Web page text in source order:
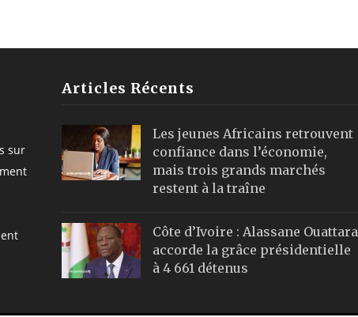
sur
Articles Récents
Les jeunes Africains retrouvent
confiance dans l’économie,
mais trois grands marchés
restent à la traîne
Côte d’Ivoire : Alassane Ouattara
accorde la grâce présidentielle
à 4 661 détenus